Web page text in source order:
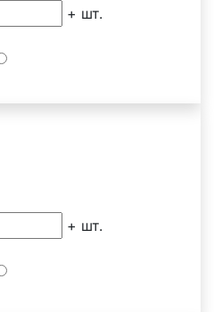
+ шт.
+ шт.